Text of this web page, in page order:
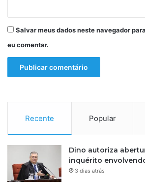
Salvar meus dados neste navegador
eu comentar.
Recente Popular
Dino autoriza
inquérito
3 dias atrás